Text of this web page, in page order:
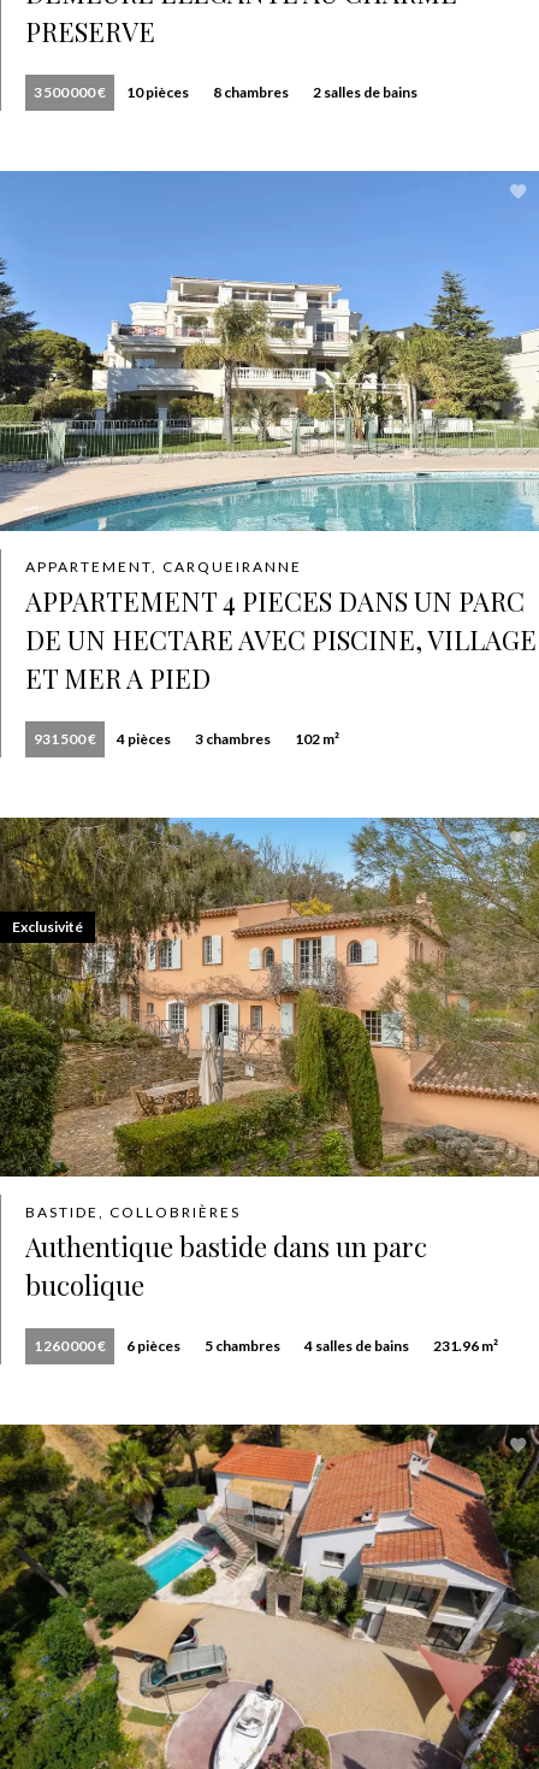
PRESERVE
3 500 000 € 10 pièces 8 chambres 2 salles de bains
APPARTEMENT, CARQUEIRANNE
APPARTEMENT 4 PIECES DANS UN PARC
DE UN HECTARE AVEC PISCINE, VILLAGE
ET MER A PIED
931 500 € 4 pièces 3 chambres 102 m²
BASTIDE, COLLOBRIÈRES
Authentique bastide dans un parc
bucolique
1 260 000 € 6 pièces 5 chambres 4 salles de bains 231.96 m²
Exclusivité